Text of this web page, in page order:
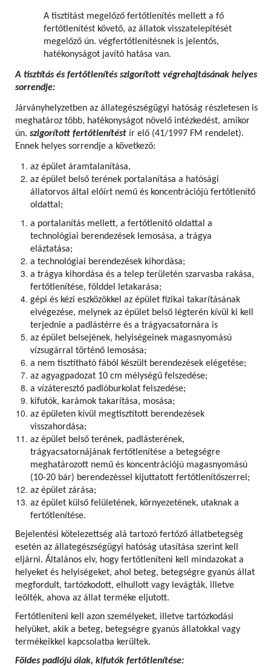
A tisztítást megelőző fertőtlenítés mellett a fő
fertőtlenítést követő, az állatok visszatelepítését
megelőző ún. végfertőtlenítésnek is jelentős,
hatékonyságot javító hatása van.
A tisztítás és fertőtlenítés szigorított végrehajtásának helyes
sorrendje:
Járványhelyzetben az állategészségügyi hatóság részletesen is
meghatároz több, hatékonyságot növelő intézkedést, amikor
ún. szigorított fertőtlenítést ír elő (41/1997 FM rendelet).
Ennek helyes sorrendje a következő:
az épület áramtalanítása,
az épület belső terének portalanítása a hatósági
állatorvos által előírt nemű és koncentrációjú fertőtlenítő
oldattal;
a portalanítás mellett, a fertőtlenítő oldattal a
technológiai berendezések lemosása, a trágya
eláztatása;
a technológiai berendezések kihordása;
a trágya kihordása és a telep területén szarvasba rakása,
fertőtlenítése, földdel letakarása;
gépi és kézi eszközökkel az épület fizikai takarításának
elvégezése, melynek az épület belső légterén kívül ki kell
terjednie a padlástérre és a trágyacsatornára is
az épület belsejének, helyiségeinek magasnyomású
vízsugárral történő lemosása;
a nem tisztítható fából készült berendezések elégetése;
az agyagpadozat 10 cm mélységű felszedése;
a vízáteresztő padlóburkolat felszedése;
kifutók, karámok takarítása, mosása;
az épületen kívül megtisztított berendezések
visszahordása;
az épület belső terének, padlásterének,
trágyacsatornájának fertőtlenítése a betegségre
meghatározott nemű és koncentrációjú magasnyomású
(10-20 bár) berendezéssel kijuttatott fertőtlenítőszerrel;
az épület zárása;
az épület külső felületének, környezetének, utaknak a
fertőtlenítése.
Bejelentési kötelezettség alá tartozó fertőző állatbetegség
esetén az állategészségügyi hatóság utasítása szerint kell
eljárni. Általános elv, hogy fertőtleníteni kell mindazokat a
helyeket és helyiségeket, ahol beteg, betegségre gyanús állat
megfordult, tartózkodott, elhullott vagy levágták, illetve
leölték, ahova az állat terméke eljutott.
Fertőtleníteni kell azon személyeket, illetve tartózkodási
helyüket, akik a beteg, betegségre gyanús állatokkal vagy
termékeikkel kapcsolatba kerültek.
Földes padlójú ólak, kifutók fertőtlenítése: